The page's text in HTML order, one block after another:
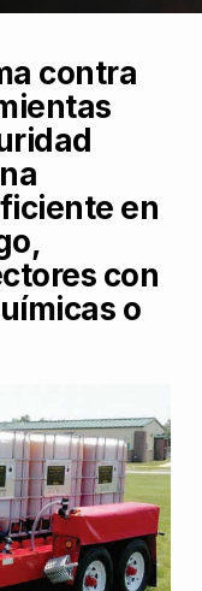
contra
en
con
o